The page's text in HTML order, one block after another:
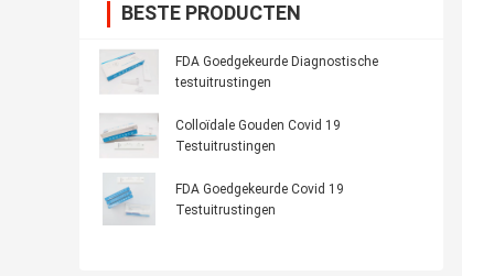
BESTE PRODUCTEN
FDA Goedgekeurde Diagnostische
testuitrustingen
Colloïdale Gouden Covid 19
Testuitrustingen
FDA Goedgekeurde Covid 19
Testuitrustingen